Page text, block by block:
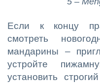
Если к концу
смотреть
мандарины –
устройте
установить